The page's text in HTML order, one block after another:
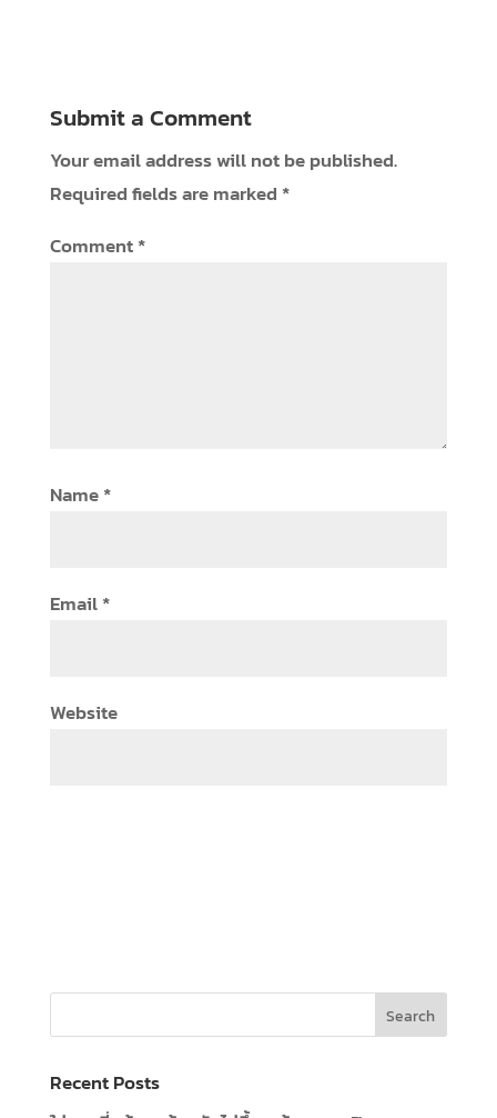
Submit a Comment
Your email address will not be published.
Required fields are marked *
Comment*
Name*
Email*
Website
Recent Posts